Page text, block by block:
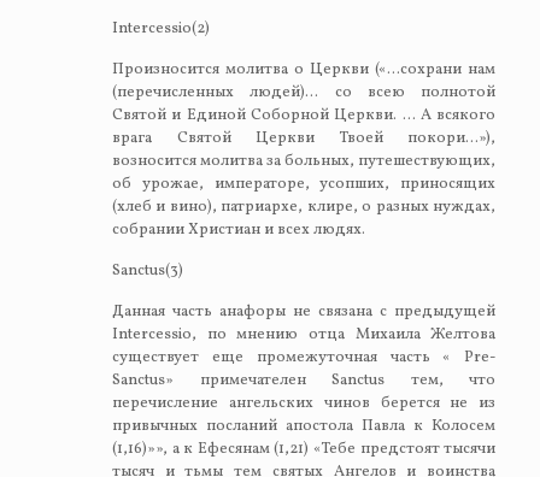
Intercessio(2)
Произносится молитва о Церкви («…сохрани нам
(перечисленных людей)… со всею полнотой
Святой и Единой Соборной Церкви. … А всякого
врага Святой Церкви Твоей покори…»),
возносится молитва за больных, путешествующих,
об урожае, императоре, усопших, приносящих
(хлеб и вино), патриархе, клире, о разных нуждах,
собрании Христиан и всех людях.
Sanctus(3)
Данная часть анафоры не связана с предыдущей
Intercessio, по мнению отца Михаила Желтова
существует еще промежуточная часть « Pre-
Sanctus» примечателен Sanctus тем, что
перечисление ангельских чинов берется не из
привычных посланий апостола Павла к Колосем
(1,16)»», а к Ефесянам (1,21) «Тебе предстоят тысячи
тысяч и тьмы тем святых Ангелов и воинства